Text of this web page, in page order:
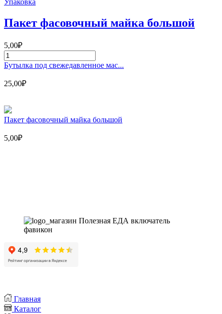
с
крышкой
0,5
л.
Упаковка
Пакет фасовочный майка большой
5,00₽
Количество
товара
Пакет
фасовочный
майка
Бутылка под свежедавленное мас...
25,00₽
Пакет фасовочный майка большой
5,00₽
Главная
Каталог